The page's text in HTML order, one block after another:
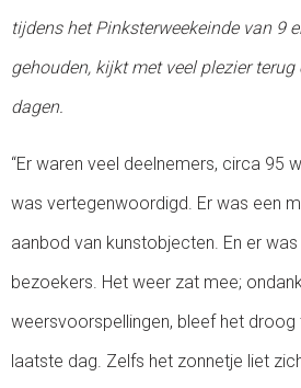
tijdens het Pinksterweekeinde van 9
gehouden, kijkt met veel plezier
dagen.
“Er waren veel deelnemers, circa 95
was vertegenwoordigd. Er was een
aanbod van kunstobjecten. En er
bezoekers. Het weer zat mee;
weersvoorspellingen, bleef het
laatste dag. Zelfs het zonnetje liet